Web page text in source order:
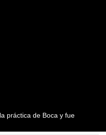
práctica de Boca y fue